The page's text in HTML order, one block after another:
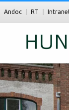
Andoc RT